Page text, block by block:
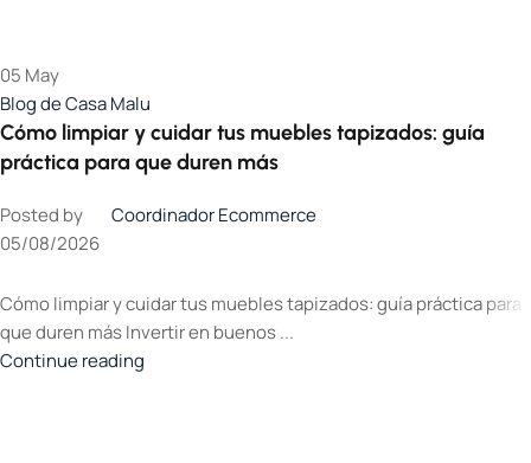
05 May
Blog de Casa Malu
Cómo limpiar y cuidar tus muebles tapizados: guía
práctica para que duren más
Posted by
Coordinador Ecommerce
05/08/2026
Cómo limpiar y cuidar tus muebles tapizados: guía práctica para
que duren más Invertir en buenos ...
Continue reading